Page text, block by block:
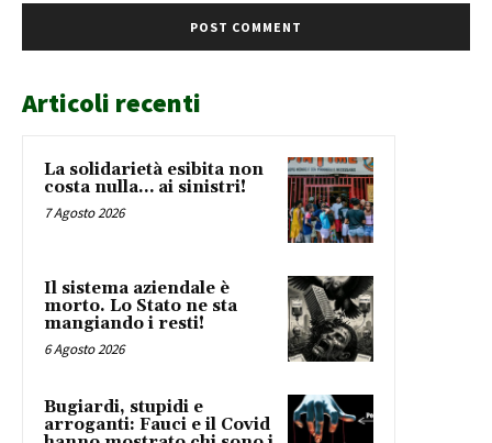
Articoli recenti
La solidarietà esibita non
costa nulla… ai sinistri!
7 Agosto 2026
Il sistema aziendale è
morto. Lo Stato ne sta
mangiando i resti!
6 Agosto 2026
Bugiardi, stupidi e
arroganti: Fauci e il Covid